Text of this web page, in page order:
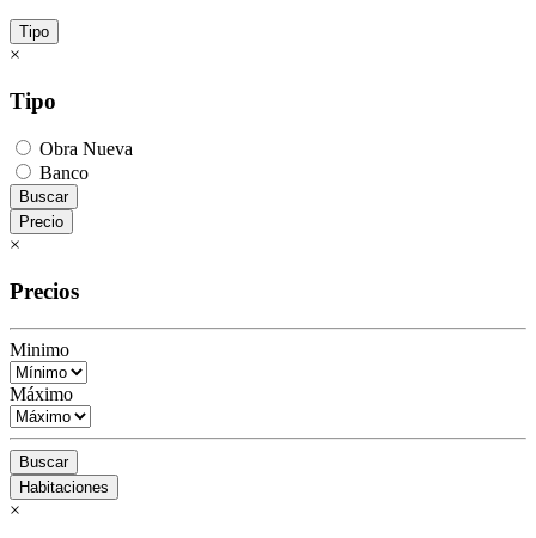
Tipo
×
Tipo
Obra Nueva
Banco
Buscar
Precio
×
Precios
Minimo
Máximo
Buscar
Habitaciones
×